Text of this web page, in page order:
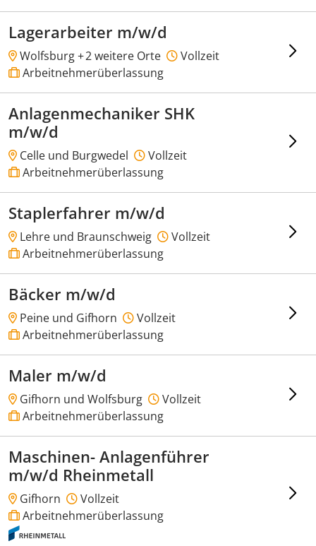
Lagerarbeiter m/w/d
Wolfsburg +2 weitere Orte
Vollzeit
Arbeitnehmerüberlassung
Anlagenmechaniker SHK
m/w/d
Celle und Burgwedel
Vollzeit
Arbeitnehmerüberlassung
Staplerfahrer m/w/d
Lehre und Braunschweig
Vollzeit
Arbeitnehmerüberlassung
Bäcker m/w/d
Peine und Gifhorn
Vollzeit
Arbeitnehmerüberlassung
Maler m/w/d
Gifhorn und Wolfsburg
Vollzeit
Arbeitnehmerüberlassung
Maschinen- Anlagenführer
m/w/d Rheinmetall
Gifhorn
Vollzeit
Arbeitnehmerüberlassung